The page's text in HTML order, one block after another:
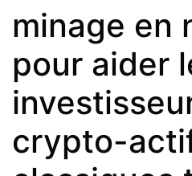
minage en
pour aider
crypto-